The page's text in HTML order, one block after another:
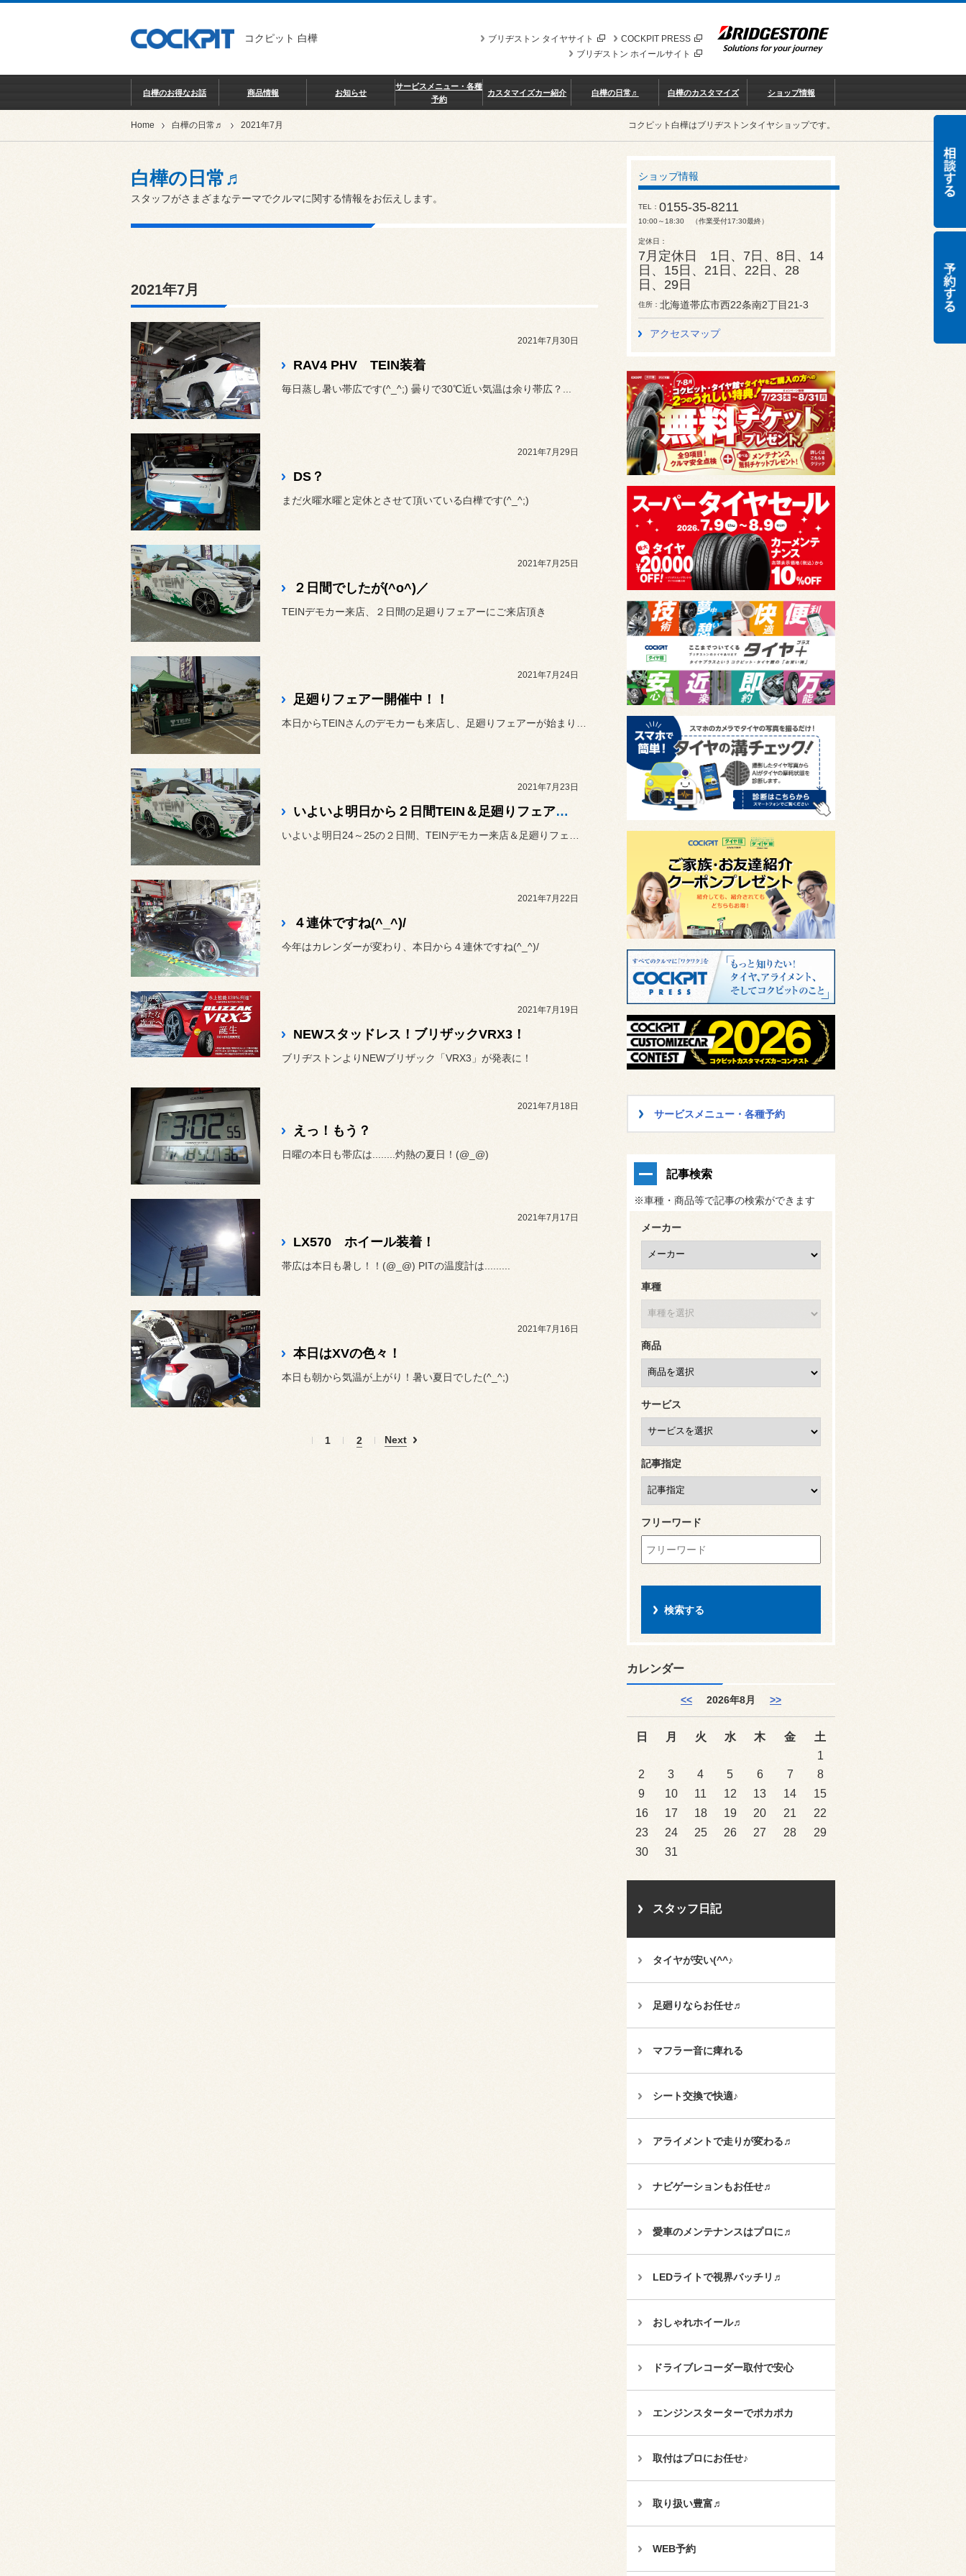
コクピット 白樺 COCKPIT PRESS
ブリヂストン タイヤサイト
ブリヂストン ホイールサイト
白樺のお得なお話 商品情報 お知らせ
サービスメニュー・各種
予約
カスタマイズカー紹介 白樺の日常♬ 白樺のカスタマイズ ショップ情報
Home 白樺の日常♬ 2021年7月 コクピット白樺はブリヂストンタイヤショップです。
白樺の日常♬
スタッフがさまざまなテーマでクルマに関する情報をお伝えします。
2021年7月
2021年7月30日
RAV4 PHV TEIN装着
毎日蒸し暑い帯広です(^_^;) 曇りで30℃近い気温は余り帯広？...
2021年7月29日
DS？
まだ火曜水曜と定休とさせて頂いている白樺です(^_^;)
2021年7月25日
２日間でしたが(^o^)／
TEINデモカー来店、２日間の足廻りフェアーにご来店頂き
2021年7月24日
足廻りフェアー開催中！！
本日からTEINさんのデモカーも来店し、足廻りフェアーが始まりまし...
2021年7月23日
いよいよ明日から２日間TEIN＆足廻りフェアー！！
2021年7月22日
４連休ですね(^_^)/
今年はカレンダーが変わり、本日から４連休ですね(^_^)/
2021年7月19日
NEWスタッドレス！ブリザックVRX3！
ブリヂストンよりNEWブリザック「VRX3」が発表に！
2021年7月18日
えっ！もう？
日曜の本日も帯広は........灼熱の夏日！(@_@)
2021年7月17日
LX570 ホイール装着！
帯広は本日も暑し！！(@_@) PITの温度計は.........
2021年7月16日
本日はXVの色々！
本日も朝から気温が上がり！暑い夏日でした(^_^;)
1 2 Next
ショップ情報
TEL 0155-35-8211
10:00～18:30 （作業受付17:30最終）
定休日
7月定休日 1日、7日、8日、14
日、15日、21日、22日、28
日、29日
住所 北海道帯広市西22条南2丁目21-3
アクセスマップ
サービスメニュー・各種予約
記事検索
※車種・商品等で記事の検索ができます
メーカー
車種
商品
サービス
記事指定
フリーワード
カレンダー
<< 2026年8月 >>
日 月 火 水 木 金
土
1
2
3 4 5 6 7
8
9
10 11 12 13 14
15
16
17 18 19 20 21
22
23
24 25 26 27 28
29
30
31
スタッフ日記
タイヤが安い(^^♪
足廻りならお任せ♬
マフラー音に痺れる
シート交換で快適♪
アライメントで走りが変わる♬
ナビゲーションもお任せ♬
愛車のメンテナンスはプロに♬
LEDライトで視界バッチリ♬
おしゃれホイール♬
ドライブレコーダー取付で安心
エンジンスターターでポカポカ
取付はプロにお任せ♪
取り扱い豊富♬
WEB予約